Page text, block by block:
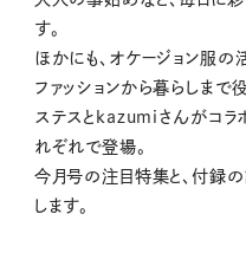
す。
ほかにも、オケージョン服
ファッションから暮らしまで
ステスとkazumiさんがコラ
れぞれで登場。
今月号の注目特集と、付録
します。